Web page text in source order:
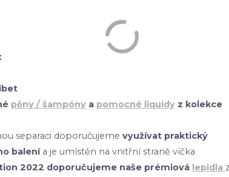
pěny / šampóny a pomocné liquidy z kolekce
separaci doporučujeme využívat praktický
balenía je umístěn na vnitřní straně víčka
2022 doporučujeme naše prémiová lepidla z